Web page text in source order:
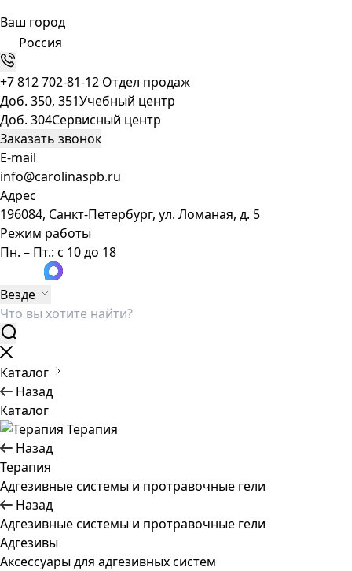
Ваш город
Россия
+7 812 702-81-12 Отдел продаж
Доб. 350, 351Учебный центр
Доб. 304Сервисный центр
Заказать звонок
E-mail
info@carolinaspb.ru
Адрес
196084, Санкт-Петербург, ул. Ломаная, д. 5
Режим работы
Пн. – Пт.: с 10 до 18
Везде
Каталог
Назад
Каталог
Терапия
Назад
Терапия
Адгезивные системы и протравочные гели
Назад
Адгезивные системы и протравочные гели
Адгезивы
Аксессуары для адгезивных систем